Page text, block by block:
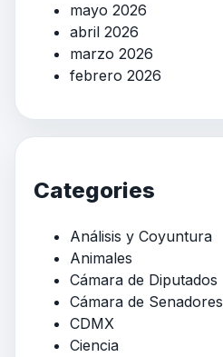
mayo 2026
abril 2026
marzo 2026
febrero 2026
Categories
Análisis y Coyuntura
Animales
Cámara de Diputados
Cámara de Senadores
CDMX
Ciencia